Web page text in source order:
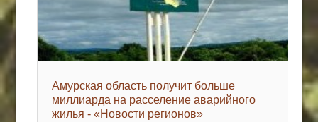
Амурская область получит больше
миллиарда на расселение аварийного
жилья - «Новости регионов»